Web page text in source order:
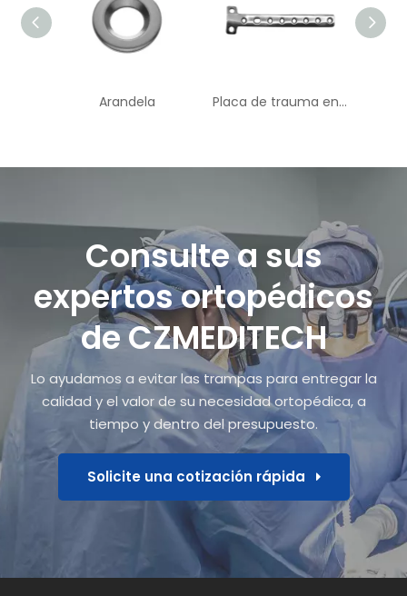
Arandela Placa de trauma en forma de T S4100-33
Consulte a sus
expertos ortopédicos
de CZMEDITECH
Lo ayudamos a evitar las trampas para entregar la
calidad y el valor de su necesidad ortopédica, a
tiempo y dentro del presupuesto.
Solicite una cotización rápida